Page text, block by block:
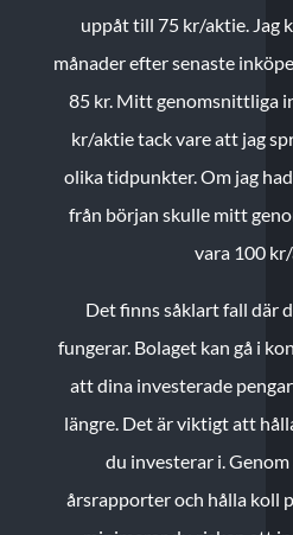
uppåt till 75 kr/aktie. Jag
månader efter senaste
85 kr. Mitt genomsnittliga
kr/aktie tack vare att jag
olika tidpunkter. Om jag
från början skulle mitt
vara 100
Det finns såklart fall där
fungerar. Bolaget kan gå i
att dina investerade
längre. Det är viktigt att
du investerar i.
årsrapporter och hålla koll